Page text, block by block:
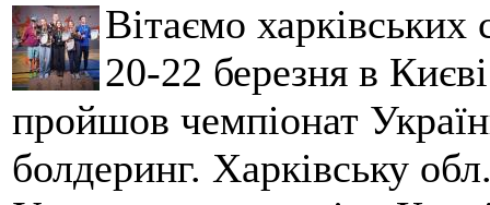
Вітаємо
20-22 березня в
пройшов чемпіонат
болдеринг. Харківську